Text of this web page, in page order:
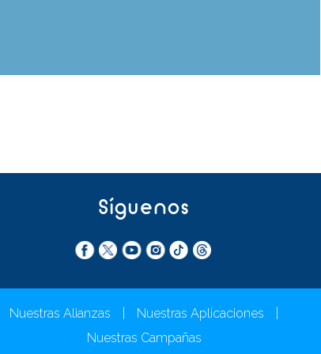
Síguenos
Nuestras Alianzas Nuestras Aplicaciones
Nuestras Campañas